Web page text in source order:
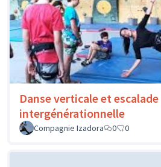
Danse verticale et escalade
intergénérationnelle
Compagnie Izadora
0 0